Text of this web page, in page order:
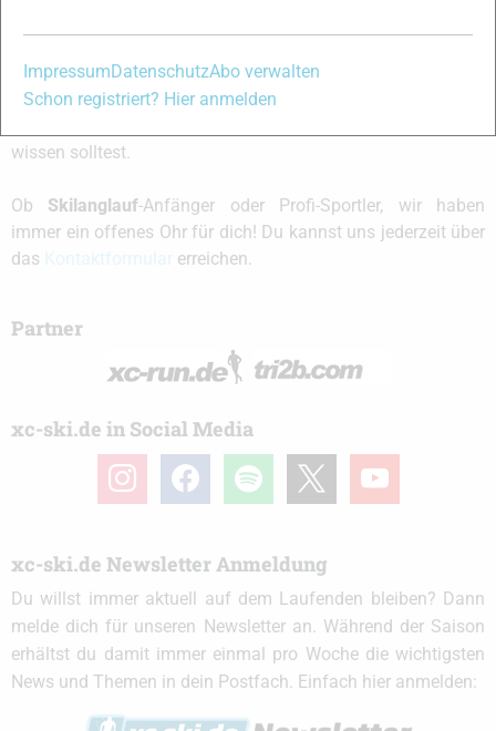
News aus dem Skilanglauf, Biathlon und der Nordischen
Kombination, einer Loipendatenbank,
wissen solltest.
Ob Skilanglauf-Anfänger oder Profi-Sportler, wir haben
immer ein offenes Ohr für dich! Du kannst uns jederzeit über
das
erreichen.
Partner
xc-ski.de in Social Media
instagramfacebook spotify youtube
xc-ski.de Newsletter Anmeldung
Du willst immer aktuell auf dem Laufenden bleiben? Dann
melde dich für unseren Newsletter an. Während der Saison
erhältst du damit immer einmal pro Woche die wichtigsten
News und Themen in dein Postfach. Einfach hier anmelden:
Impressum DatenschutzAbo verwalten
Schon registriert? Hier anmelden